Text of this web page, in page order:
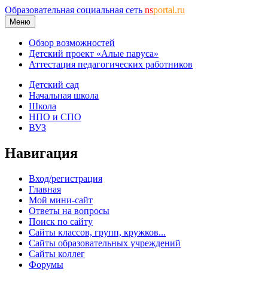
Образовательная социальная сеть nsportal.ru
Меню
Обзор возможностей
Детский проект «Алые паруса»
Аттестация педагогических работников
Детский сад
Начальная школа
Школа
НПО и СПО
ВУЗ
Навигация
Вход/регистрация
Главная
Мой мини-сайт
Ответы на вопросы
Поиск по сайту
Сайты классов, групп, кружков...
Сайты образовательных учреждений
Сайты коллег
Форумы